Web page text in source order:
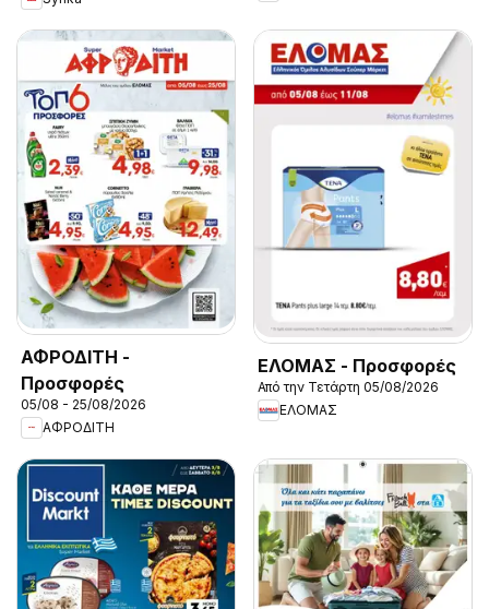
ΑΦΡΟΔΙΤΗ -
Προσφορές
05/08 - 25/08/2026
ΑΦΡΟΔΙΤΗ
ΕΛΟΜΑΣ - Προσφορές
Από την Τετάρτη 05/08/2026
ΕΛΟΜΑΣ